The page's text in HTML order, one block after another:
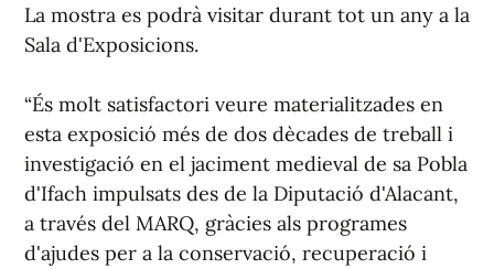
La mostra es podrà visitar durant tot un any a la
Sala d'Exposicions.
“És molt satisfactori veure materialitzades en
esta exposició més de dos dècades de treball i
investigació en el jaciment medieval de sa Pobla
d'Ifach impulsats des de la Diputació d'Alacant,
a través del MARQ, gràcies als programes
d'ajudes per a la conservació, recuperació i